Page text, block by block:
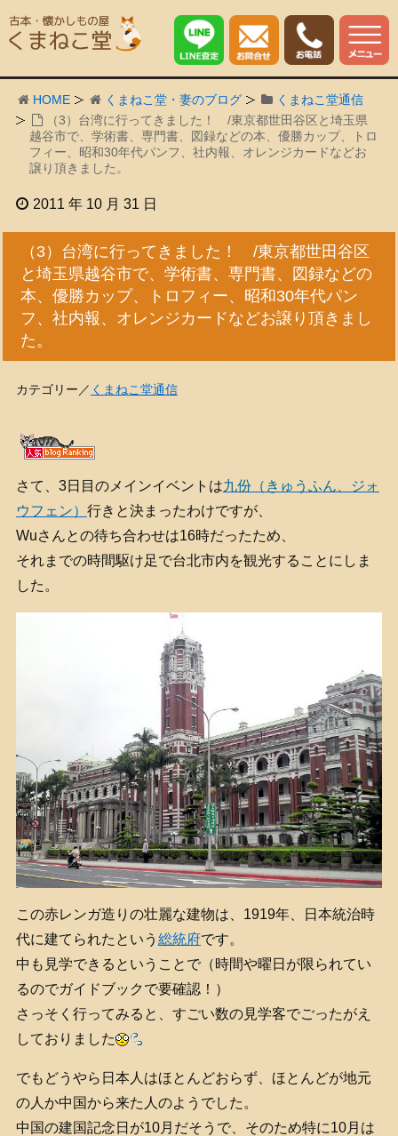
HOME くまねこ堂・妻のブログ
くまねこ堂通信
（3）台湾に行ってきました！ /東京都世田谷区と埼玉県
越谷市で、学術書、専門書、図録などの本、優勝カップ、トロ
フィー、昭和30年代パンフ、社内報、オレンジカードなどお
譲り頂きました。
2011 年 10 月 31 日
（3）台湾に行ってきました！ /東京都世田谷区
と埼玉県越谷市で、学術書、専門書、図録などの
本、優勝カップ、トロフィー、昭和30年代パン
フ、社内報、オレンジカードなどお譲り頂きまし
た。
カテゴリー／ くまねこ堂通信
さて、3日目のメインイベントは九份（きゅうふん、ジォ
ウフェン） 行きと決まったわけですが、
Wuさんとの待ち合わせは16時だったため、
それまでの時間駆け足で台北市内を観光することにしま
した。
この赤レンガ造りの壮麗な建物は、1919年、日本統治時
代に建てられたという 総統府です。
中も見学できるということで（時間や曜日が限られてい
るのでガイドブックで要確認！）
さっそく行ってみると、すごい数の見学客でごったがえ
しておりました
でもどうやら日本人はほとんどおらず、ほとんどが地元
の人か中国から来た人のようでした。
中国の建国記念日が10月だそうで、そのため特に10月は